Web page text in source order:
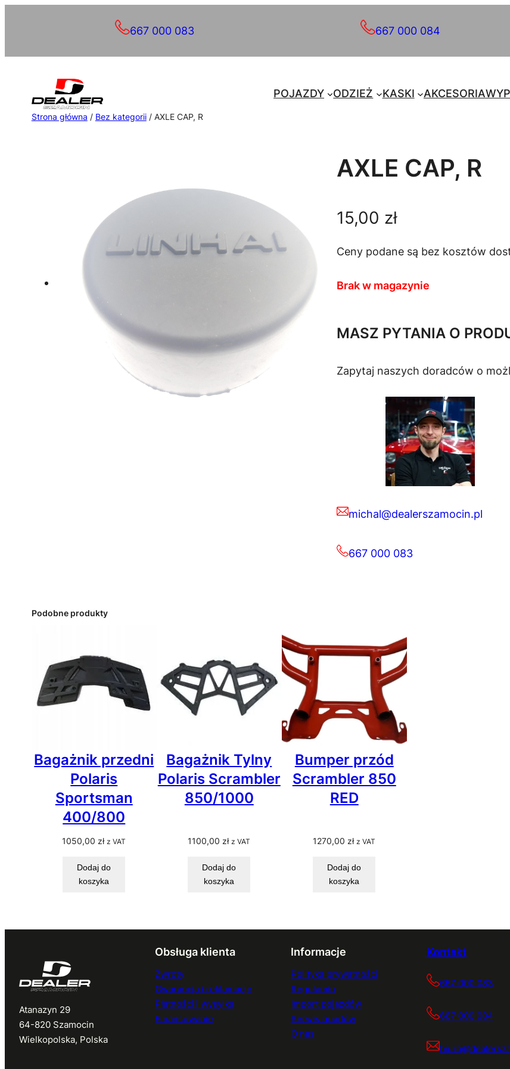
667 000 083 667 000 084
POJAZDY ODZIEŻ KASKI AKCESORIA
Strona główna / Bez kategorii/ AXLE CAP, R
AXLE CAP, R
15,00 zł
Ceny podane są bez kosztów
Brak w magazynie
MASZ PYTANIA O
Zapytaj naszych doradców o
michal@dealerszamocin.pl
667 000 083
Podobne produkty
Bagażnik przedni
Polaris
Sportsman
400/800
1050,00 zł z VAT
Dodaj do
koszyka
Bagażnik Tylny
Polaris Scrambler
850/1000
1100,00 zł z VAT
Dodaj do
koszyka
Bumper przód
Scrambler 850
RED
1270,00 zł z VAT
Dodaj do
koszyka
Atanazyn 29
64-820 Szamocin
Wielkopolska, Polska
Obsługa klienta
Zwroty
Gwarancja i reklamacje
Płatności i wysyłka
Finansowanie
Informacje
Polityka prywatności
Regulamin
Import pojazdów
Serwis quadów
O nas
Kontakt
667 000 083
667 000 084